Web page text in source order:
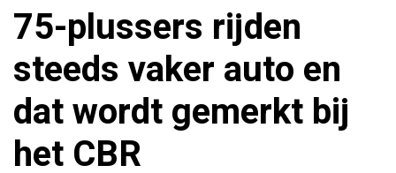
75-plussers rijden
steeds vaker auto en
dat wordt gemerkt bij
het CBR